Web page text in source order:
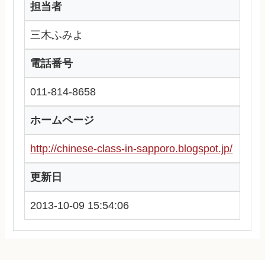
担当者
三木ふみよ
電話番号
011-814-8658
ホームページ
http://chinese-class-in-sapporo.blogspot.jp/
更新日
2013-10-09 15:54:06